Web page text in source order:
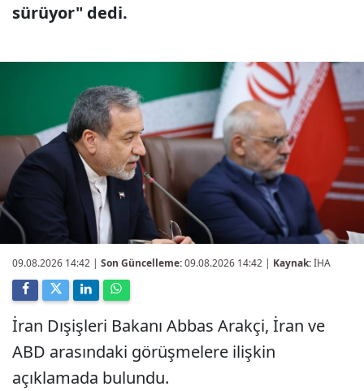
sürüyor" dedi.
09.08.2026 14:42 | Son Güncelleme:09.08.2026 14:42 | Kaynak:İHA
İran Dışişleri Bakanı Abbas Arakçi, İran ve
ABD arasındaki görüşmelere ilişkin
açıklamada bulundu.